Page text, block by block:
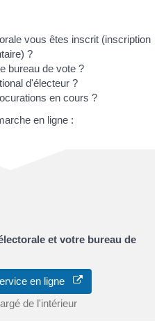
vous êtes inscrit (inscription
?
bureau de vote ?
d'électeur ?
en cours ?
en ligne :
et votre bureau de
en ligne
de l'intérieur